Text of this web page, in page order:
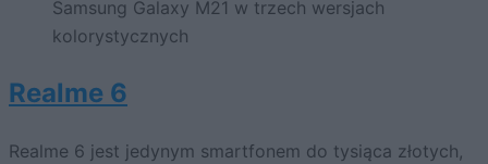
Samsung Galaxy M21 w trzech wersjach
kolorystycznych
Realme 6
Realme 6 jest jedynym smartfonem do tysiąca złotych,